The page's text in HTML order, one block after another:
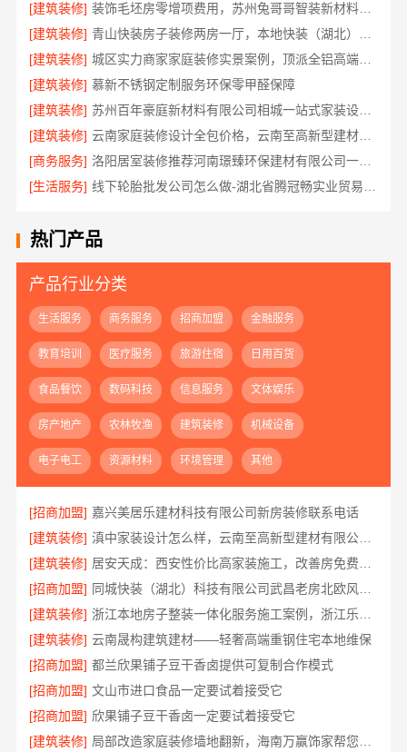
[建筑装修]
装饰毛坯房零增项费用，苏州兔哥哥智装新材料透明预算无套路
[建筑装修]
[建筑装修]
城区实力商家家庭装修实景案例，顶派全铝高端定制
[建筑装修] 慕新不锈钢定制服务环保零甲醛保障
[建筑装修]
苏州百年豪庭新材料有限公司相城一站式家装设计价
[建筑装修]
云南家庭装修设计全包价格，云南至高新型建材有限公司
[商务服务]
洛阳居室装修推荐河南璟臻环保建材有限公司一站式服务
[生活服务]
热门产品
产品行业分类
生活服务 商务服务 招商加盟 金融服务
教育培训 医疗服务 旅游住宿 日用百货
食品餐饮 数码科技 信息服务 文体娱乐
房产地产 农林牧渔 建筑装修 机械设备
电子电工 资源材料 环境管理 其他
[招商加盟] 嘉兴美居乐建材科技有限公司新房装修联系电话
[建筑装修]
滇中家装设计怎么样，云南至高新型建材有限公司口碑之选
[建筑装修]
[招商加盟]
[建筑装修]
[建筑装修] 云南晟构建筑建材——轻奢高端重钢住宅本地维保
[招商加盟] 都兰欣果铺子豆干香卤提供可复制合作模式
[招商加盟] 文山市进口食品一定要试着接受它
[招商加盟] 欣果铺子豆干香卤一定要试着接受它
[建筑装修]